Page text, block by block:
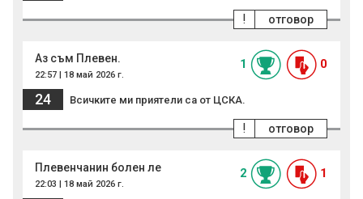
отговор
!
Аз съм Плевен.
22:57 | 18 май 2026 г.
1 0
24 Всичките ми приятели са от ЦСКА.
отговор
!
Плевенчанин болен ле
22:03 | 18 май 2026 г.
2 1